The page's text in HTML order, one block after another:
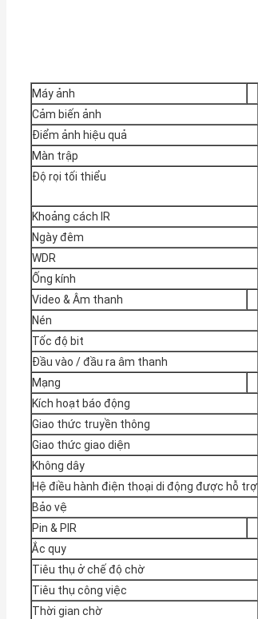
Máy ảnh
Cảm biến ảnh
Điểm ảnh hiệu quả
Màn trập
Độ rọi tối thiểu
Khoảng cách IR
Ngày đêm
WDR
Ống kính
Video & Âm thanh
Nén
Tốc độ bit
Đầu vào / đầu ra âm thanh
Mạng
Kích hoạt báo động
Giao thức truyền thông
Giao thức giao diện
Không dây
Hệ điều hành điện thoại di động được hỗ trợ
Bảo vệ
Pin & PIR
Ắc quy
Tiêu thụ ở chế độ chờ
Tiêu thụ công việc
Thời gian chờ